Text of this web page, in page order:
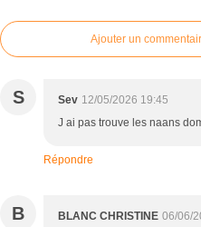
Ajouter un
S Sev 12/05/2026 19:45
J ai pas trouve les naans
Répondre
B BLANC CHRISTINE 06/06/